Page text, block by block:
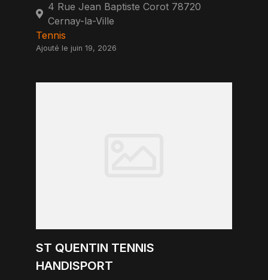
4 Rue Jean Baptiste Corot 78720
Cernay-la-Ville
Tennis
Ajouté le juin 19, 2026
ST QUENTIN TENNIS
HANDISPORT